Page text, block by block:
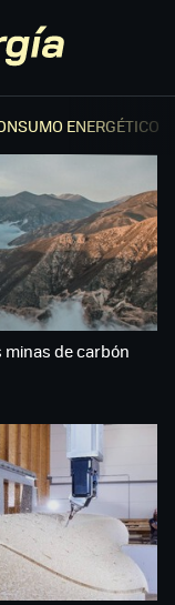
ENERGÉTICO
minas de carbón